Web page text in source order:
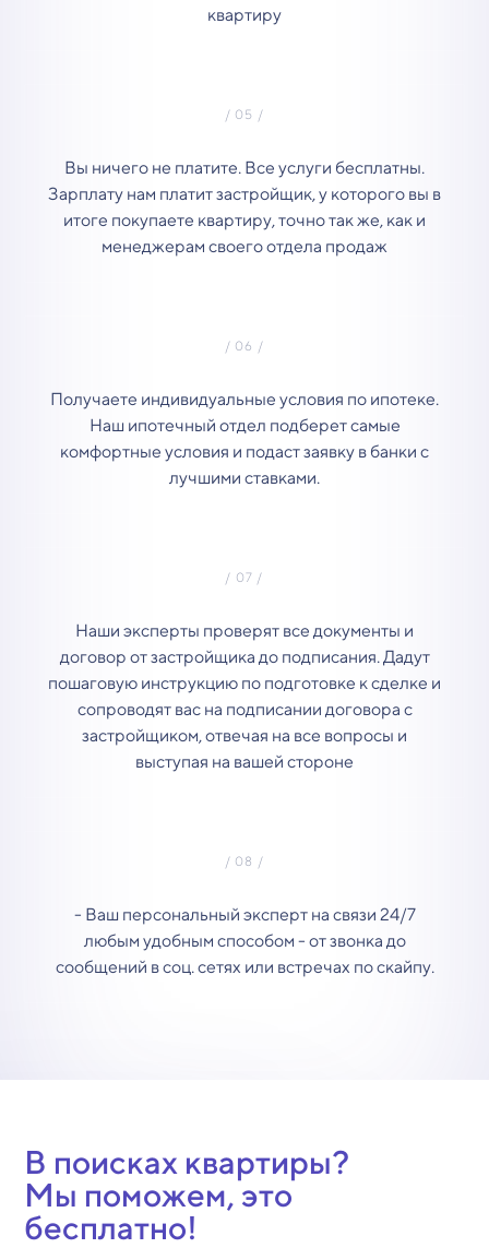
квартиру
Вы ничего не платите. Все услуги бесплатны.
Зарплату нам платит застройщик, у которого вы в
итоге покупаете квартиру, точно так же, как и
менеджерам своего отдела продаж
Получаете индивидуальные условия по ипотеке.
Наш ипотечный отдел подберет самые
комфортные условия и подаст заявку в банки с
лучшими ставками.
Наши эксперты проверят все документы и
договор от застройщика до подписания. Дадут
пошаговую инструкцию по подготовке к сделке и
сопроводят вас на подписании договора с
застройщиком, отвечая на все вопросы и
выступая на вашей стороне
- Ваш персональный эксперт на связи 24/7
любым удобным способом - от звонка до
сообщений в соц. сетях или встречах по скайпу.
В поисках квартиры?
Мы поможем, это
бесплатно!